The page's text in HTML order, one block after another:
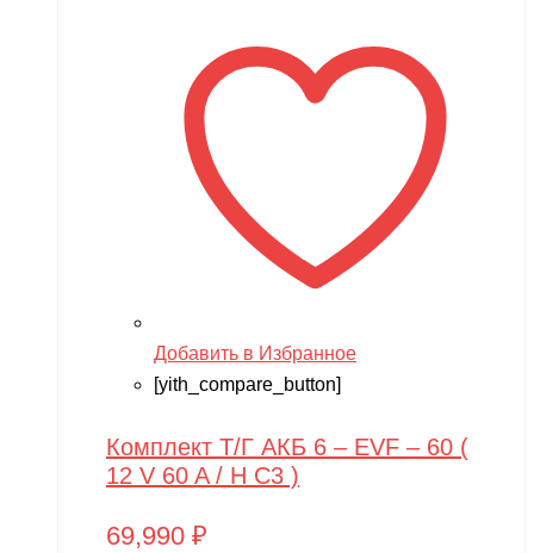
Добавить в Избранное
[yith_compare_button]
Комплект Т/Г АКБ 6 – EVF – 60 (
12 V 60 A / H C3 )
69,990 ₽